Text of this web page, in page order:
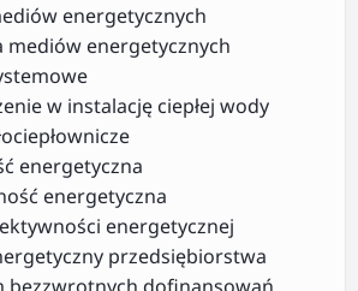
energetycznych
mediów energetycznych
w instalację ciepłej wody
energetyczna
energetyczna
energetycznej
przedsiębiorstwa